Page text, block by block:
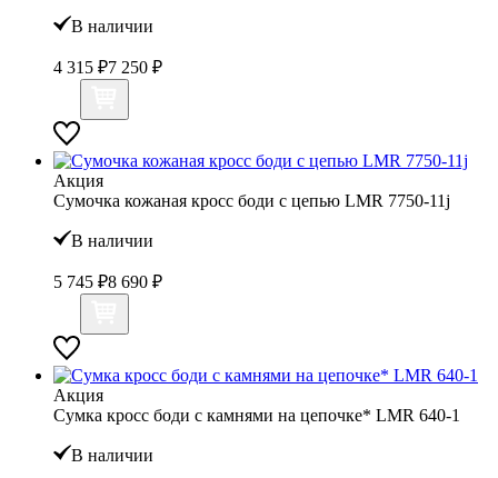
В наличии
4 315 ₽7 250 ₽
Акция
Сумочка кожаная кросс боди с цепью LMR 7750-11j
В наличии
5 745 ₽8 690 ₽
Акция
Сумка кросс боди с камнями на цепочке* LMR 640-1
В наличии